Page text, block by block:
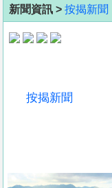
地
產
新聞資訊 > 按揭新聞
按揭新聞